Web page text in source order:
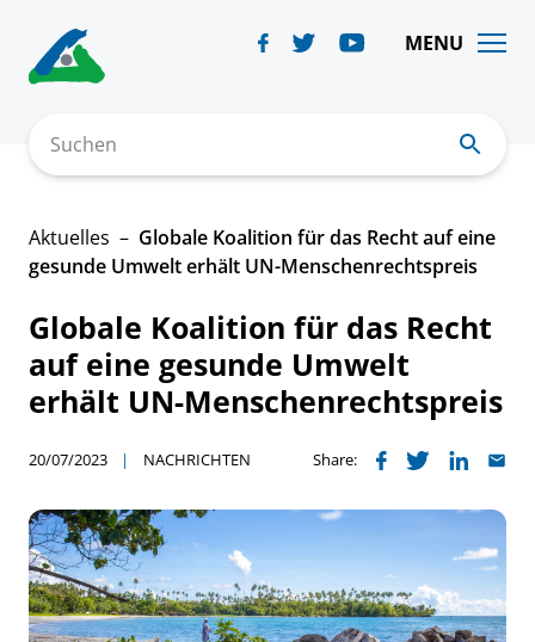
content
MENU
Suchen
Aktuelles
Globale Koalition für das Recht auf eine
gesunde Umwelt erhält UN-Menschenrechtspreis
Globale Koalition für das Recht
auf eine gesunde Umwelt
erhält UN-Menschenrechtspreis
20/07/2023 NACHRICHTEN Share: